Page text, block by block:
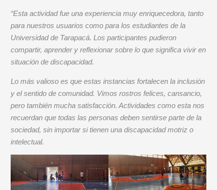
“Esta actividad fue una experiencia muy enriquecedora, tanto
para nuestros usuarios como para los estudiantes de la
Universidad de Tarapacá. Los participantes pudieron
compartir, aprender y reflexionar sobre lo que significa vivir en
situación de discapacidad.
Lo más valioso es que estas instancias fortalecen la inclusión
y el sentido de comunidad. Vimos rostros felices, cansancio,
pero también mucha satisfacción. Actividades como esta nos
recuerdan que todas las personas deben sentirse parte de la
sociedad, sin importar si tienen una discapacidad motriz o
intelectual.